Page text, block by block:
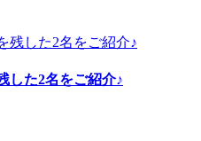
した2名をご紹介♪